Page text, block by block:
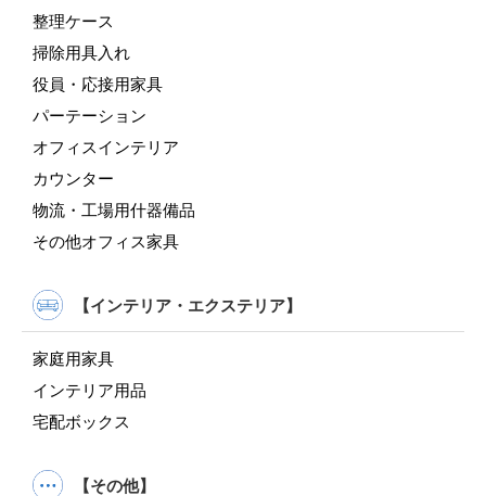
整理ケース
掃除用具入れ
役員・応接用家具
パーテーション
オフィスインテリア
カウンター
物流・工場用什器備品
その他オフィス家具
【インテリア・エクステリア】
家庭用家具
インテリア用品
宅配ボックス
【その他】